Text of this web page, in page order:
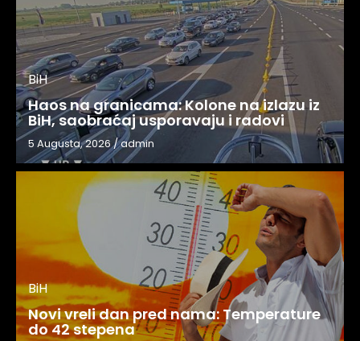
BiH
Haos na granicama: Kolone na izlazu iz
BiH, saobraćaj usporavaju i radovi
5 Augusta, 2026/admin
BiH
Novi vreli dan pred nama: Temperature
do 42 stepena